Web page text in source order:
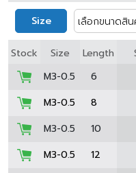
Size เลือกขนาดสิน
Stock Size Length
M3-0.5
6
M3-0.5
8
M3-0.5
10
M3-0.5
12